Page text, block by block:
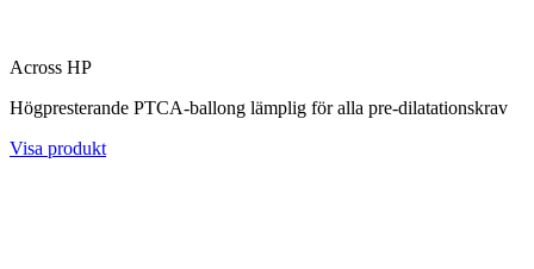
Across HP
Högpresterande PTCA-ballong lämplig för alla pre-dilatationskrav
Visa produkt